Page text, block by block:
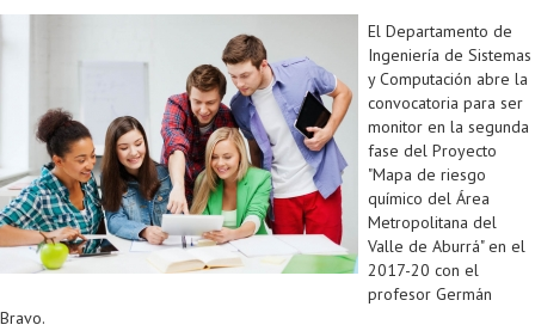
El Departamento de
Ingeniería de Sistemas
y Computación abre la
convocatoria para ser
monitor en la segunda
fase del Proyecto
"Mapa de riesgo
químico del Área
Metropolitana del
Valle de Aburrá" en el
2017-20 con el
profesor Germán
Bravo.